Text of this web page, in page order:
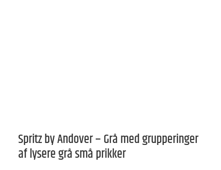
Spritz by Andover – Grå med grupperinger
af lysere grå små prikker